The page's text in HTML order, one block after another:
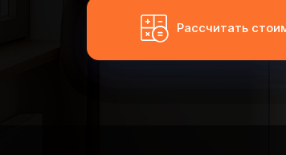
Рассчитать
Рассчитать